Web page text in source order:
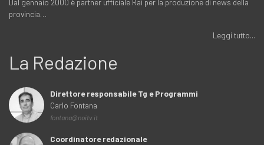
Dal gennaio 2000 è partner ufficiale Rai per la produzione di news della
provincia…
Leggi tutto...
La Redazione
Direttore responsabile Tg e Programmi
Carlo Fontana
fontana@noitv.it
Coordinatore redazionale